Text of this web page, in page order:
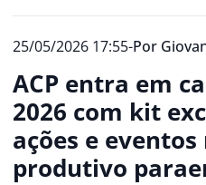
25/05/2026 17:55-Por
ACP entra em
2026 com kit
ações e
produtivo